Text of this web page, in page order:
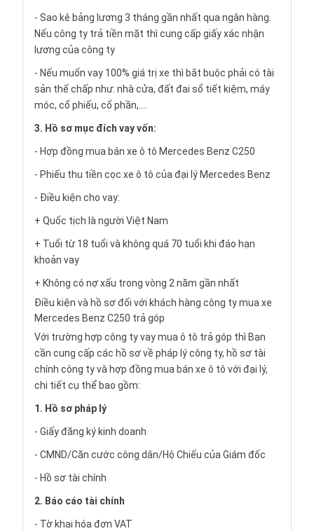
- Sao kê bảng lương 3 tháng gần nhất qua ngân hàng.
Nếu công ty trả tiền mặt thì cung cấp giấy xác nhận
lương của công ty
- Nếu muốn vay 100% giá trị xe thì bắt buộc phải có tài
sản thế chấp như: nhà cửa, đất đai sổ tiết kiệm, máy
móc, cổ phiếu, cổ phần,....
3. Hồ sơ mục đích vay vốn:
- Hợp đồng mua bán xe ô tô Mercedes Benz C250
- Phiếu thu tiền cọc xe ô tô của đại lý Mercedes Benz
- Điều kiện cho vay:
+ Quốc tịch là người Việt Nam
+ Tuổi từ 18 tuổi và không quá 70 tuổi khi đáo hạn
khoản vay
+ Không có nợ xấu trong vòng 2 năm gần nhất
Điều kiện và hồ sơ đối với khách hàng công ty mua xe
Mercedes Benz C250 trả góp
Với trường hợp công ty vaymua ô tô trả góp thì Bạn
cần cung cấp các hồ sơ về pháp lý công ty, hồ sơ tài
chính công ty và hợp đồng mua bán xe ô tô với đại lý,
chi tiết cụ thể bao gồm:
1. Hồ sơ pháp lý
- Giấy đăng ký kinh doanh
- CMND/Căn cước công dân/Hộ Chiếu của Giám đốc
- Hồ sơ tài chính
2. Báo cáo tài chính
- Tờ khai hóa đơn VAT